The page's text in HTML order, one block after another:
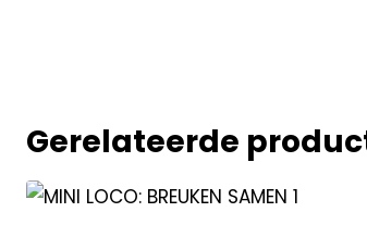
Gerelateerde